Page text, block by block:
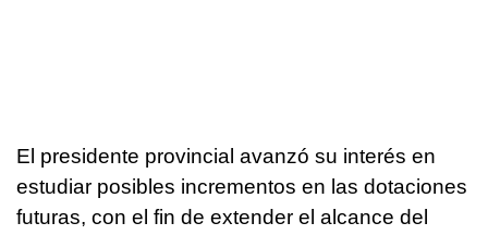
El presidente provincial avanzó su interés en
estudiar posibles incrementos en las dotaciones
futuras, con el fin de extender el alcance del